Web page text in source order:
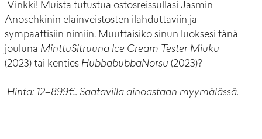
Vinkki! Muista tutustua ostosreissullasi Jasmin
Anoschkinin eläinveistosten ilahduttaviin ja
sympaattisiin nimiin. Muuttaisiko sinun luoksesi tänä
jouluna MinttuSitruuna Ice Cream Tester Miuku
(2023) tai kenties HubbabubbaNorsu (2023)?
Hinta: 12–899€. Saatavilla ainoastaan myymälässä.